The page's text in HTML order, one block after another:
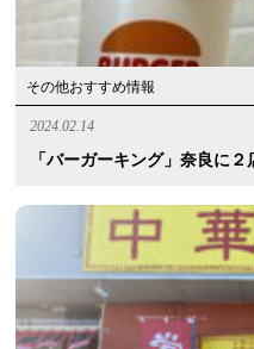
その他おすすめ情報
2024.02.14
「バーガーキング」奈良に